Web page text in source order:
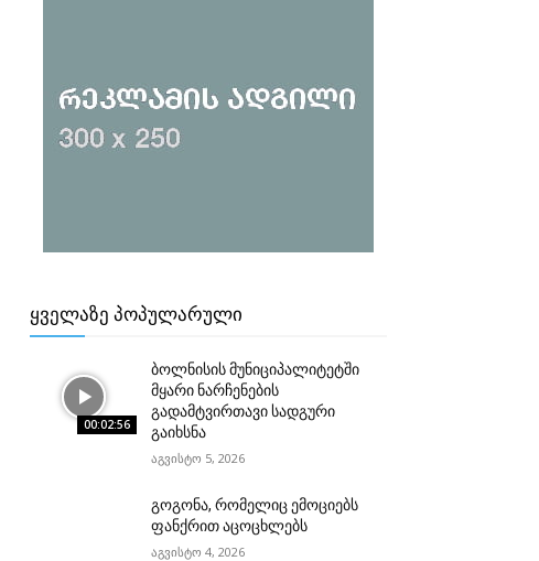
ᲧᲕᲔᲚᲐᲖᲔ ᲞᲝᲞᲣᲚᲐᲠᲣᲚᲘ
00:02:56
ბოლნისის მუნიციპალიტეტში
მყარი ნარჩენების
გადამტვირთავი სადგური
გაიხსნა
აგვისტო 5, 2026
გოგონა, რომელიც ემოციებს
ფანქრით აცოცხლებს
აგვისტო 4, 2026